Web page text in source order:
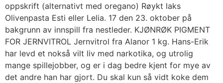
oppskrift (alternativt med oregano) Røykt laks
Olivenpasta Esti eller Lelia. 17 den 23. oktober på
bakgrunn av innspill fra nestleder. KJØNRØK PIGMENT
FOR JERNVITROL Jernvitrol fra Alanor 1 kg. Hans-Erik
har levd et nokså vilt liv med narkotika, og utrolig
mange spillejobber, og er i dag bedre kjent for mye av
det andre han har gjort. Du skal kun så vidt koke dem